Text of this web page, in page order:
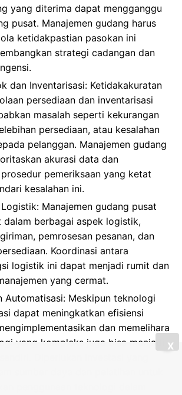
yang diterima dapat mengganggu
pusat. Manajemen gudang harus
ketidakpastian pasokan ini
strategi cadangan dan
dan Inventarisasi: Ketidakakuratan
persediaan dan inventarisasi
masalah seperti kekurangan
persediaan, atau kesalahan
pelanggan. Manajemen gudang
akurasi data dan
pemeriksaan yang ketat
kesalahan ini.
Manajemen gudang pusat
dalam berbagai aspek logistik,
pemrosesan pesanan, dan
Koordinasi antara
logistik ini dapat menjadi rumit dan
yang cermat.
Automatisasi: Meskipun teknologi
dapat meningkatkan efisiensi
dan memelihara
yang kompleks juga bisa menjadi
X